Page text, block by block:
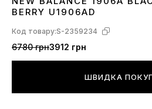
3637 3839404142 4344 45
BERRY U1906AD
Код товару:S-2359234
6780 грн3912 грн
ШВИДКА